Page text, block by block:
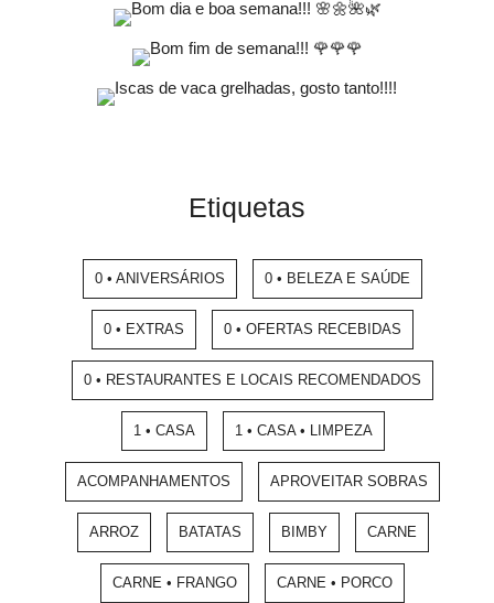
Etiquetas
0 • ANIVERSÁRIOS 0 • BELEZA E SAÚDE
0 • EXTRAS 0 • OFERTAS RECEBIDAS
0 • RESTAURANTES E LOCAIS RECOMENDADOS
1 • CASA 1 • CASA • LIMPEZA
ACOMPANHAMENTOS APROVEITAR SOBRAS
ARROZ BATATAS BIMBY CARNE
CARNE • FRANGO CARNE • PORCO